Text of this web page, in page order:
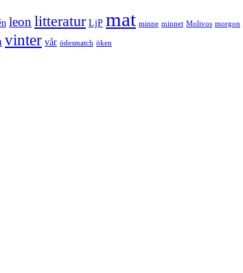
leon litteratur LjP mat minne minnet Molivos morgon
vinter vår ödesmatch öken